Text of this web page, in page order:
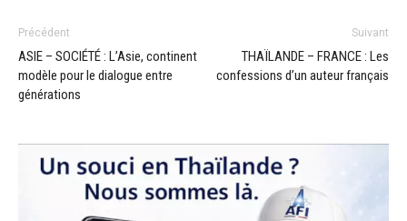
Précédent
ASIE – SOCIÉTÉ : L’Asie, continent
modèle pour le dialogue entre
générations
Suivant
THAÏLANDE – FRANCE : Les
confessions d’un auteur français